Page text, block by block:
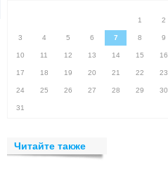
1
2
3 4 5 6 7 8 9
10 11 12 13 14 15 16
17 18 19 20 21 22 23
24 25 26 27 28 29 30
31
Читайте также